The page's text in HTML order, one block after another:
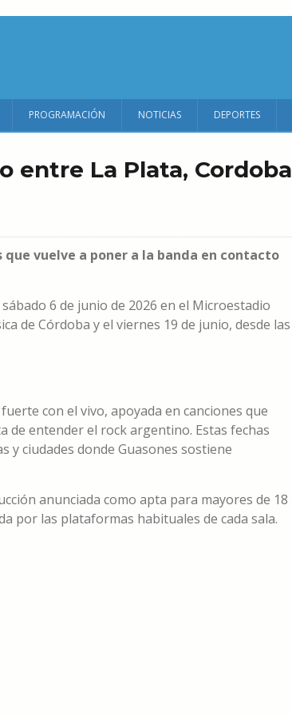
PROGRAMACIÓN NOTICIAS DEPORTES
entre La Plata, Cordoba
vuelve a poner a la banda en contacto
6 de junio de 2026 en el Microestadio
de Córdoba y el viernes 19 de junio, desde las
con el vivo, apoyada en canciones que
entender el rock argentino. Estas fechas
y ciudades donde Guasones sostiene
anunciada como apta para mayores de 18
por las plataformas habituales de cada sala.